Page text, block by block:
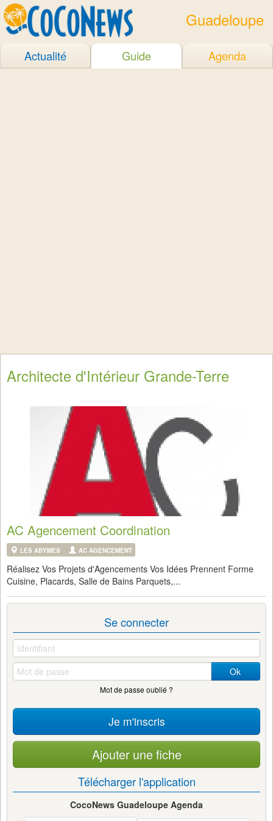
Guadeloupe
Actualité Guide Agenda
Architecte d'Intérieur Grande-Terre
AC Agencement Coordination
LES ABYMES AC AGENCEMENT
Réalisez Vos Projets d'Agencements Vos Idées Prennent Forme
Cuisine, Placards, Salle de Bains Parquets,...
Se connecter
Ok
Mot de passe oublié ?
Je m'inscris
Ajouter une fiche
Télécharger l'application
CocoNews Guadeloupe Agenda